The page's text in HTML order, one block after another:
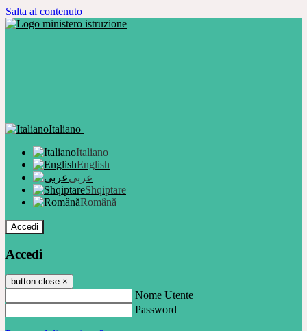
Salta al contenuto
Italiano
Italiano
English
عربى
Shqiptare
Română
Accedi
Accedi
button close ×
Nome Utente
Password